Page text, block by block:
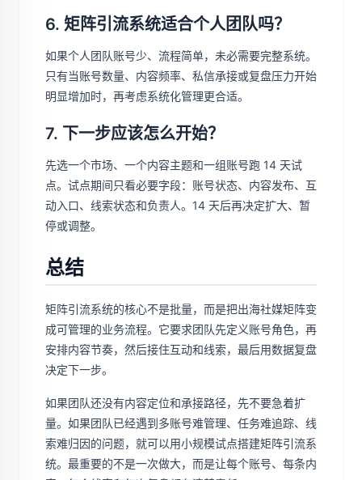
6. 矩阵引流系统适合个人团队吗？
如果个人团队账号少、流程简单，未必需要完整系统。
只有当账号数量、内容频率、私信承接或复盘压力开始
明显增加时，再考虑系统化管理更合适。
7. 下一步应该怎么开始？
先选一个市场、一个内容主题和一组账号跑 14 天试
点。试点期间只看必要字段：账号状态、内容发布、互
动入口、线索状态和负责人。14 天后再决定扩大、暂
停或调整。
总结
矩阵引流系统的核心不是批量，而是把出海社媒矩阵变
成可管理的业务流程。它要求团队先定义账号角色，再
安排内容节奏，然后接住互动和线索，最后用数据复盘
决定下一步。
如果团队还没有内容定位和承接路径，先不要急着扩
量。如果团队已经遇到多账号难管理、任务难追踪、线
索难归因的问题，就可以用小规模试点搭建矩阵引流系
统。最重要的不是一次做大，而是让每个账号、每条内